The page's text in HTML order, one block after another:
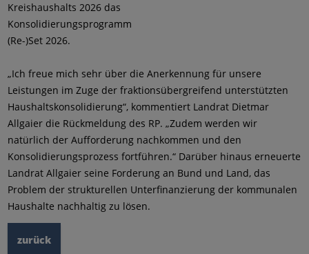
Kreishaushalts 2026 das
Konsolidierungsprogramm
(Re-)Set 2026.
„Ich freue mich sehr über die Anerkennung für unsere
Leistungen im Zuge der fraktionsübergreifend unterstützten
Haushaltskonsolidierung“, kommentiert Landrat Dietmar
Allgaier die Rückmeldung des RP. „Zudem werden wir
natürlich der Aufforderung nachkommen und den
Konsolidierungsprozess fortführen.“ Darüber hinaus erneuerte
Landrat Allgaier seine Forderung an Bund und Land, das
Problem der strukturellen Unterfinanzierung der kommunalen
Haushalte nachhaltig zu lösen.
zurück